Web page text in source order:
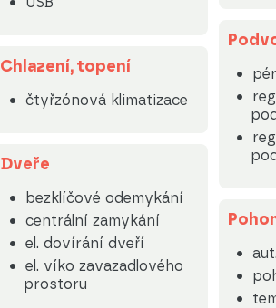
Chlazení, topení
čtyřzónová klimatizace
Dveře
bezklíčové odemykání
centrální zamykání
el. dovírání dveří
el. víko zavazadlového
prostoru